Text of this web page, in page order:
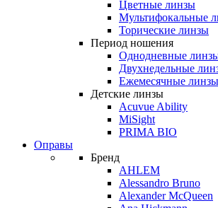
Цветные линзы
Мультифокальные
Торические линзы
Период ношения
Однодневные
Двухнедельные
Ежемесячные линзы
Детские линзы
Acuvue Ability
MiSight
PRIMA BIO
Оправы
Бренд
AHLEM
Alessandro Bruno
Alexander McQueen